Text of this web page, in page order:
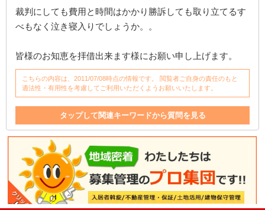
裁判にしても費用と時間はかかり勝訴しても取り立てるす
べもなく泣き寝入りでしょうか。。
皆様のお知恵を拝借出来ます様にお願い申し上げます。
こちらの内容は、2011/07/08時点の情報です。 閲覧者ご自身の責任のもと
適法性・有用性を考慮してご利用いただくようお願いいたします。
タップして関連キーワードから質問を見る
修理費 修理 家 支払い クローゼット
契約違反
一軒家
違反 床 タバコ